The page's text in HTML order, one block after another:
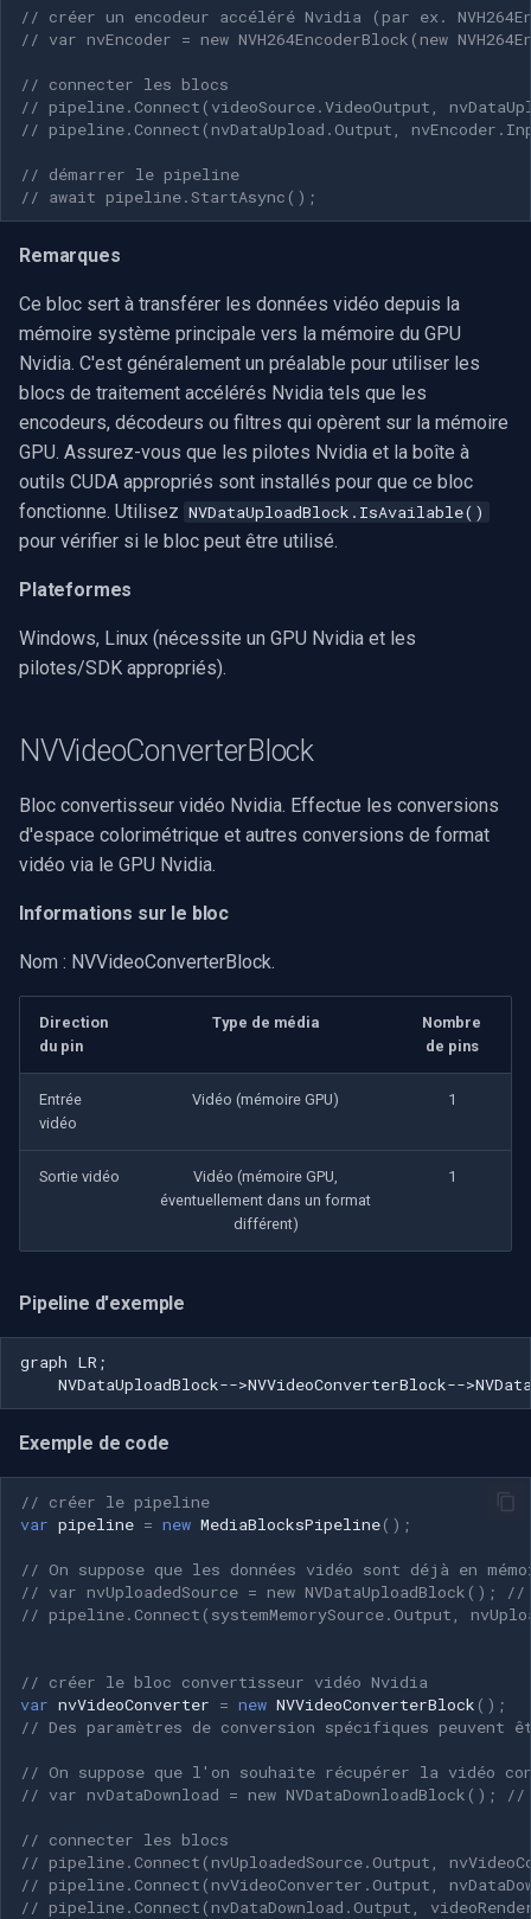
Imou
Wyze
Aqara
Verkada
Arlo
Eufy Security
Tenda
Mercusys
// créer un encodeur accéléré Nvidia (par ex.
// var nvEncoder = new NVH264EncoderBlock(new
// connecter les blocs
// pipeline.Connect(videoSource.VideoOutput,
// pipeline.Connect(nvDataUpload.Output,
// démarrer le pipeline
// await pipeline.StartAsync();
Remarques
Ce bloc sert à transférer les données vidéo depuis la
mémoire système principale vers la mémoire du GPU
Nvidia. C'est généralement un préalable pour utiliser les
blocs de traitement accélérés Nvidia tels que les
encodeurs, décodeurs ou filtres qui opèrent sur la mémoire
GPU. Assurez-vous que les pilotes Nvidia et la boîte à
outils CUDA appropriés sont installés pour que ce bloc
fonctionne. Utilisez NVDataUploadBlock.IsAvailable()
pour vérifier si le bloc peut être utilisé.
Plateformes
Windows, Linux (nécessite un GPU Nvidia et les
pilotes/SDK appropriés).
NVVideoConverterBlock
Bloc convertisseur vidéo Nvidia. Effectue les conversions
d'espace colorimétrique et autres conversions de format
vidéo via le GPU Nvidia.
Informations sur le bloc
Nom : NVVideoConverterBlock.
Direction
du pin
Type de média
Nombre
de pins
Entrée
vidéo
Vidéo (mémoire GPU) 1
Sortie vidéo
Vidéo (mémoire GPU,
éventuellement dans un format
différent)
1
Pipeline d'exemple
graph LR;
NVDataUploadBlock-->NVVideoConverterBlock--
Exemple de code
// créer le pipeline
var pipeline = new MediaBlocksPipeline();
// On suppose que les données vidéo sont déjà en
// var nvUploadedSource = new NVDataUploadBlock(); //
// pipeline.Connect(systemMemorySource.Output,
// créer le bloc convertisseur vidéo Nvidia
var nvVideoConverter = new NVVideoConverterBlock ();
// Des paramètres de conversion spécifiques
// On suppose que l'on souhaite récupérer la vidéo
// var nvDataDownload = new NVDataDownloadBlock(); //
// connecter les blocs
// pipeline.Connect(nvUploadedSource.Output,
// pipeline.Connect(nvVideoConverter.Output,
// pipeline.Connect(nvDataDownload.Output,